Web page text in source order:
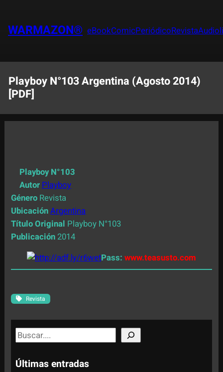
contenido
WARMAZON® eBookComicPeriódicoRevista
Playboy N°103 Argentina (Agosto 2014)
[PDF]
Playboy N°103
Autor Playboy
Género Revista
UbicaciónArgentina
Título Original Playboy N°103
Publicación 2014
Pass: www.teasusto.com
Revista
S
e
a
Últimas entradas